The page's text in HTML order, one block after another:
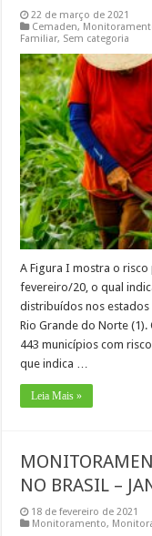
22 de março de 2021
Cemaden,
Familiar, Sem categoria
A Figura I mostra o
fevereiro/20, o qual
distribuídos nos estados
Rio Grande do Norte
443 municípios com
que indica …
Leia Mais »
NO BRASIL –
18 de fevereiro de 2021
Monitoramento,